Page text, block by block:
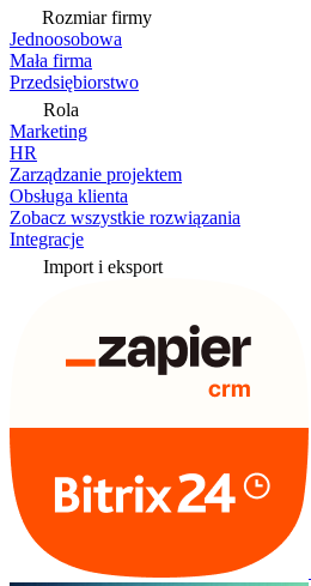
Rozmiar firmy
Jednoosobowa
Mała firma
Przedsiębiorstwo
Rola
Marketing
HR
Zarządzanie projektem
Obsługa klienta
Zobacz wszystkie rozwiązania
Integracje
Import i eksport